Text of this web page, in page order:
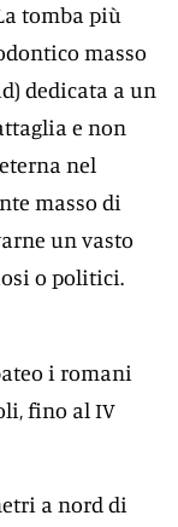
tomba più
masso
dedicata a un
e non
nel
masso di
un vasto
o politici.
i romani
fino al IV
a nord di